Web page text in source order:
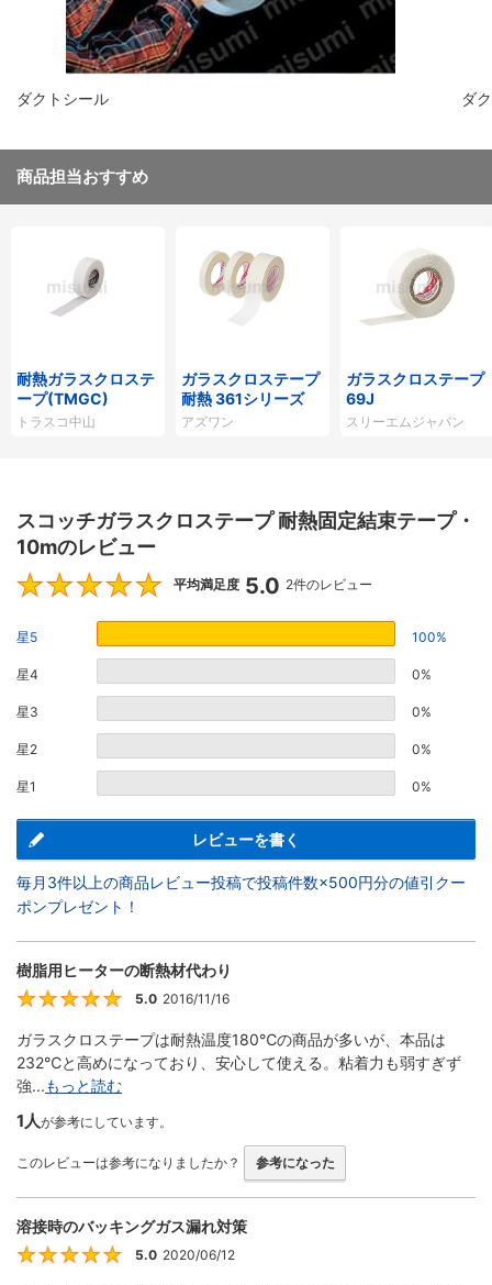
ダクトシール ダ
商品担当おすすめ
耐熱ガラスクロステ
ープ(TMGC)
トラスコ中山
ガラスクロステープ
耐熱 361シリーズ
アズワン
ガラスクロステープ
69J
スリーエムジャパン
スコッチガラスクロステープ 耐熱固定結束テープ・
10mのレビュー
5
平均満足度 5.0 2件のレビュー
星5 100%
星4 0%
星3 0%
星2 0%
星1 0%
レビューを書く
毎月3件以上の商品レビュー投稿で投稿件数×500円分の値引クー
ポンプレゼント！
樹脂用ヒーターの断熱材代わり
5.0 2016/11/16
ガラスクロステープは耐熱温度180℃の商品が多いが、本品は
232℃と高めになっており、安心して使える。粘着力も弱すぎず
強...もっと読む
1人が参考にしています。
このレビューは参考になりましたか？ 参考になった
溶接時のバッキングガス漏れ対策
5
5.0 2020/06/12